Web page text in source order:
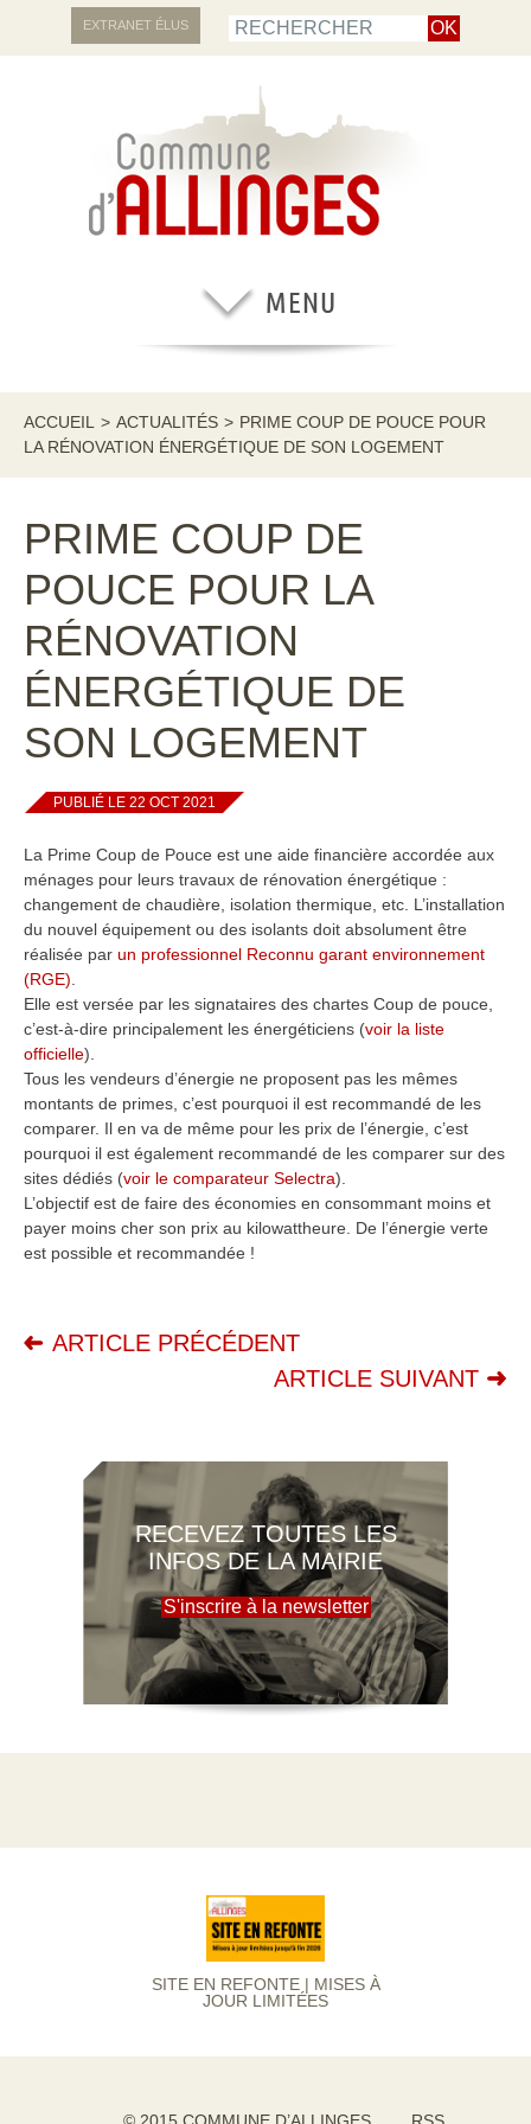
EXTRANET ÉLUS
ACCUEIL > ACTUALITÉS > PRIME COUP DE POUCE POUR
LA RÉNOVATION ÉNERGÉTIQUE DE SON LOGEMENT
PRIME COUP DE
POUCE POUR LA
RÉNOVATION
ÉNERGÉTIQUE DE
SON LOGEMENT
PUBLIÉ LE 22 OCT 2021
La Prime Coup de Pouce est une aide financière accordée aux
ménages pour leurs travaux de rénovation énergétique :
changement de chaudière, isolation thermique, etc. L’installation
du nouvel équipement ou des isolants doit absolument être
réalisée par un professionnel Reconnu garant environnement
(RGE)
Elle est versée par les signataires des chartes Coup de pouce,
c’est-à-dire principalement les énergéticiens (voir la liste
officielle).
Tous les vendeurs d’énergie ne proposent pas les mêmes
montants de primes, c’est pourquoi il est recommandé de les
comparer. Il en va de même pour les prix de l’énergie, c’est
pourquoi il est également recommandé de les comparer sur des
sites dédiés (voir le comparateur Selectra).
L’objectif est de faire des économies en consommant moins et
payer moins cher son prix au kilowattheure. De l’énergie verte
est possible et recommandée !
ARTICLE PRÉCÉDENT
ARTICLE SUIVANT
RECEVEZ TOUTES LES
INFOS DE LA MAIRIE
S'inscrire à la newsletter
SITE EN REFONTE | MISES À
JOUR LIMITÉES